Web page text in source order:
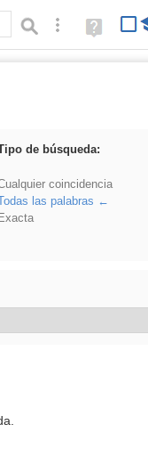
Búsqueda avanzada
Ayuda
(en
de búsqueda:
coincidencia
las palabras